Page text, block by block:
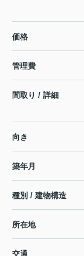
価格
管理費
間取り / 詳細
向き
築年月
種別 / 建物構造
所在地
交通